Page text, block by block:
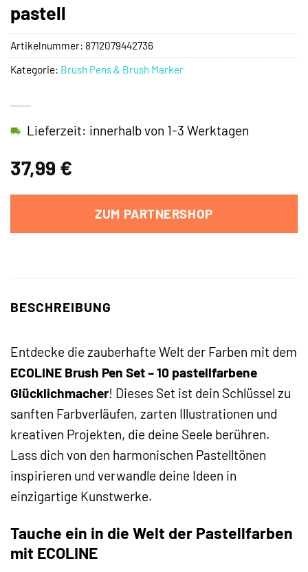
pastell
37,99 €
Lieferzeit: innerhalb von 1-3 Werktagen
ZUM PARTNERSHOP
Artikelnummer: 8712079442736
Kategorie: Brush Pens & Brush Marker
BESCHREIBUNG
Entdecke die zauberhafte Welt der Farben mit dem
ECOLINE Brush Pen Set – 10 pastellfarbene
Glücklichmacher! Dieses Set ist dein Schlüssel zu
sanften Farbverläufen, zarten Illustrationen und
kreativen Projekten, die deine Seele berühren.
Lass dich von den harmonischen Pastelltönen
inspirieren und verwandle deine Ideen in
einzigartige Kunstwerke.
Tauche ein in die Welt der Pastellfarben
mit ECOLINE